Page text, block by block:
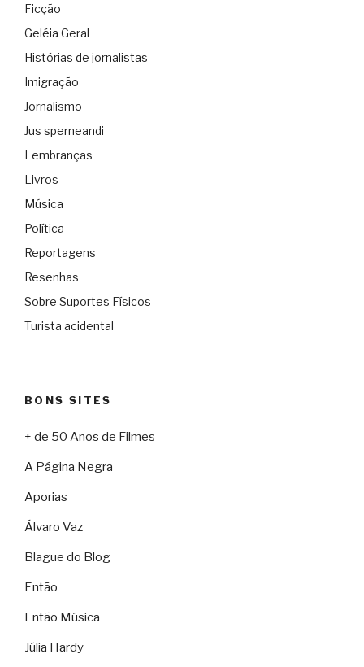
Ficção
Geléia Geral
Histórias de jornalistas
Imigração
Jornalismo
Jus sperneandi
Lembranças
Livros
Música
Política
Reportagens
Resenhas
Sobre Suportes Físicos
Turista acidental
BONS SITES
+ de 50 Anos de Filmes
A Página Negra
Aporias
Álvaro Vaz
Blague do Blog
Então
Então Música
Júlia Hardy